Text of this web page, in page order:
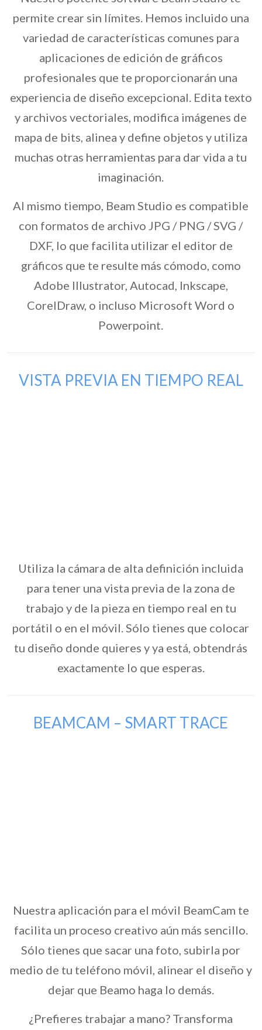
permite crear sin límites. Hemos incluido una
variedad de características comunes para
aplicaciones de edición de gráficos
profesionales que te proporcionarán una
experiencia de diseño excepcional. Edita texto
y archivos vectoriales, modifica imágenes de
mapa de bits, alinea y define objetos y utiliza
muchas otras herramientas para dar vida a tu
imaginación.
Al mismo tiempo, Beam Studio es compatible
con formatos de archivo JPG / PNG / SVG /
DXF, lo que facilita utilizar el editor de
gráficos que te resulte más cómodo, como
Adobe Illustrator, Autocad, Inkscape,
CorelDraw, o incluso Microsoft Word o
Powerpoint.
VISTA PREVIA EN TIEMPO REAL
Utiliza la cámara de alta definición incluida
para tener una vista previa de la zona de
trabajo y de la pieza en tiempo real en tu
portátil o en el móvil. Sólo tienes que colocar
tu diseño donde quieres y ya está, obtendrás
exactamente lo que esperas.
BEAMCAM – SMART TRACE
Nuestra aplicación para el móvil BeamCam te
facilita un proceso creativo aún más sencillo.
Sólo tienes que sacar una foto, subirla por
medio de tu teléfono móvil, alinear el diseño y
dejar que Beamo haga lo demás.
¿Prefieres trabajar a mano? Transforma